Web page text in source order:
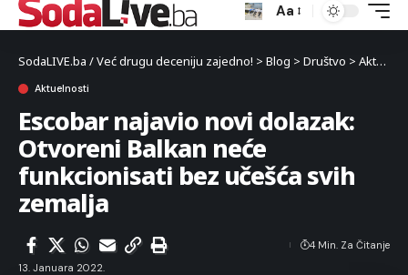
Aa
SodaLIVE.ba / Već drugu deceniju zajedno! > Blog > Društvo > Aktuelnosti
Aktuelnosti
Escobar najavio novi dolazak:
Otvoreni Balkan neće
funkcionisati bez učešća svih
zemalja
13. Januara 2022.
4 Min. Za Čitanje